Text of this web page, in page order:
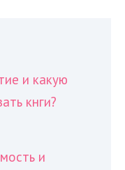
и какую
кнги?
и